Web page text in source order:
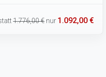
1.776,00 € nur 1.092,00 €